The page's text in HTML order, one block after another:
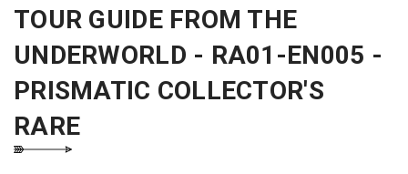
TOUR GUIDE FROM THE
UNDERWORLD - RA01-EN005 -
PRISMATIC COLLECTOR'S
RARE